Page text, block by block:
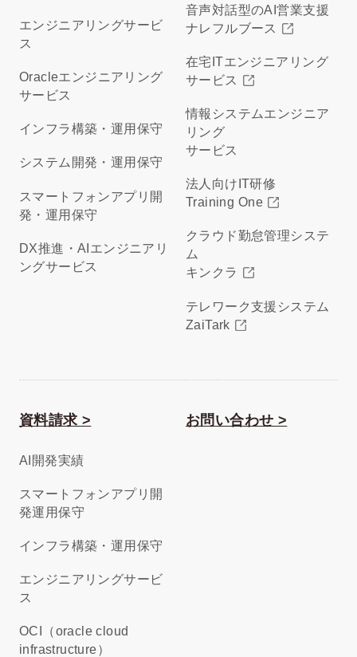
エンジニアリングサービ
ス
Oracleエンジニアリング
サービス
インフラ構築・運用保守
システム開発・運用保守
スマートフォンアプリ開
発・運用保守
DX推進・AIエンジニアリ
ングサービス
音声対話型のAI営業支援
ナレフルブース
在宅ITエンジニアリング
サービス
情報システムエンジニア
リング
サービス
法人向けIT研修
Training One
クラウド勤怠管理システ
ム
キンクラ
テレワーク支援システム
ZaiTark
資料請求 >
AI開発実績
スマートフォンアプリ開
発運用保守
インフラ構築・運用保守
エンジニアリングサービ
ス
OCI（oracle cloud
infrastructure）
お問い合わせ >